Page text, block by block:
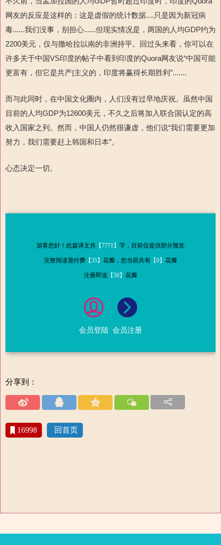
网友的反应是这样的：这是虚假的统计数据....只是因为新冠病
毒......我们没事，别担心......但现实情况是，两国的人均GDP约为
2200美元，仅与撒哈拉以南的非洲持平。回过头来看，你可以在
许多关于中国VS印度的帖子中看到印度的Quora网友说“中国可能
更富有，但它是共产|主义的，印度将赢得长期胜利”.......
而与此同时，在中国文化圈内，人们没有过早地庆祝。虽然中国
目前的人均GDP为12600美元，不久之后将加入联合国认定的高
收入国家之列。然而，中国人仍然很谦虚，他们说“我们需要更加
努力，我们需要赶上韩国和日本”。
心态决定一切。
游客您好！此篇译文共 【7771】 字，目前仅提供部分预览
完整阅读需付费 【35】 花瓣，您当前共有 【0】 花瓣
注册即送 【50】 花瓣
会员登陆 会员注册
分享到：
16998 回首页